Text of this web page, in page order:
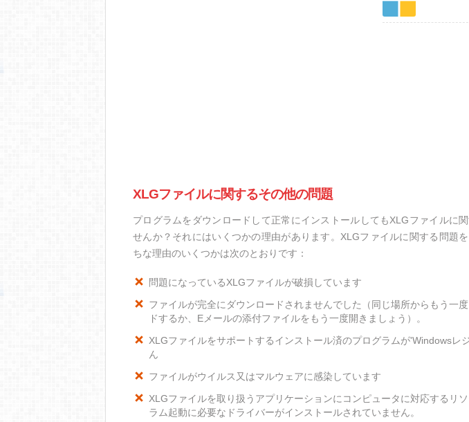
XLGファイルに関するその他の問題
プログラムをダウンロードして正常にインストールしてもXLGファイルに
せんか？それにはいくつかの理由があります。XLGファイルに関する問題
ちな理由のいくつかは次のとおりです：
問題になっているXLGファイルが破損しています
ファイルが完全にダウンロードされませんでした（同じ場所からもう一
ドするか、Eメールの添付ファイルをもう一度開きましょう）。
XLGファイルをサポートするインストール済のプログラムが'Windowsレ
ん
ファイルがウイルス又はマルウェアに感染しています
XLGファイルを取り扱うアプリケーションにコンピュータに対応するリ
ラム起動に必要なドライバーがインストールされていません。